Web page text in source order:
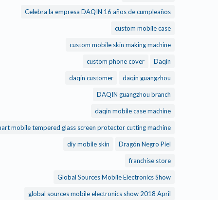
Celebra la empresa DAQIN 16 años de cumpleaños
custom mobile case
custom mobile skin making machine
custom phone cover
daqin customer daqin guangzhou
DAQIN guangzhou branch
daqin mobile case machine
daqin smart mobile tempered glass screen protector cutting machine
diy mobile skin Dragón Negro Piel
franchise store
Global Sources Mobile Electronics Show
global sources mobile electronics show 2018 April